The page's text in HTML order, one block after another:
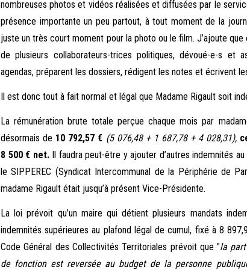
nombreuses photos et vidéos réalisées et diffusées par le
présence importante un peu partout, à tout moment de la
juste un très court moment pour la photo ou le film. J’ajoute
de plusieurs collaborateurs-trices politiques, dévoué-e-s et
agendas, préparent les dossiers, rédigent les notes et écrivent
Il est donc tout à fait normal et légal que Madame Rigault soit
La rémunération brute totale perçue chaque mois par
désormais de 10 792,57 € (5 076,48 + 1 687,78 + 4 028,31),
8 500 € net. Il faudra peut-être y ajouter d’autres indemnités
le SIPPEREC (Syndicat Intercommunal de la Périphérie de
madame Rigault était jusqu’à présent Vice-Présidente.
La loi prévoit qu’un maire qui détient plusieurs mandats
indemnités supérieures au plafond légal de cumul, fixé à 8
Code Général des Collectivités Territoriales prévoit que "la
de fonction est reversée au budget de la personne